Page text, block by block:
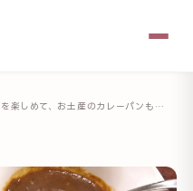
【天馬 咖喱＆カレーパン】具だくさんカレーを楽しめて、お土産のカレーパンも美味しいお店